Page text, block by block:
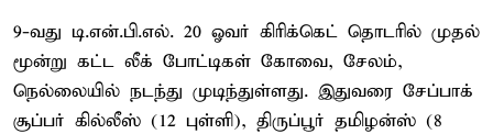
9-வது டி.என்.பி.எல். 20 ஓவர் கிரிக்கெட் தொடரில் முதல்
மூன்று கட்ட லீக் போட்டிகள் கோவை, சேலம்,
நெல்லையில் நடந்து முடிந்துள்ளது. இதுவரை சேப்பாக்
சூப்பர் கில்லீஸ் (12 புள்ளி), திருப்பூர் தமிழன்ஸ் (8